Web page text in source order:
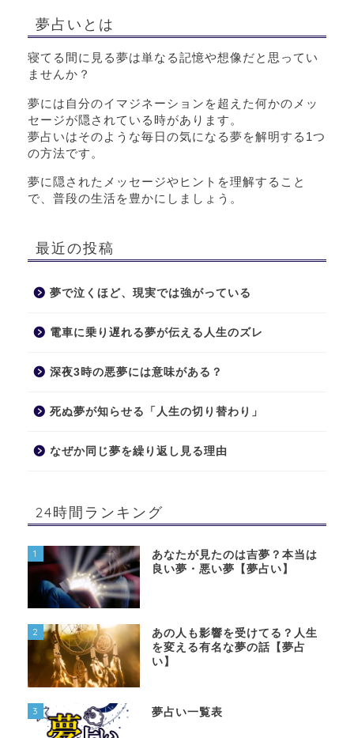
夢占いとは
寝てる間に見る夢は単なる記憶や想像だと思ってい
ませんか？
夢には自分のイマジネーションを超えた何かのメッ
セージが隠されている時があります。
夢占いはそのような毎日の気になる夢を解明する1つ
の方法です。
夢に隠されたメッセージやヒントを理解すること
で、普段の生活を豊かにしましょう。
最近の投稿
夢で泣くほど、現実では強がっている
電車に乗り遅れる夢が伝える人生のズレ
深夜3時の悪夢には意味がある？
死ぬ夢が知らせる「人生の切り替わり」
なぜか同じ夢を繰り返し見る理由
24時間ランキング
1
あなたが見たのは吉夢？本当は
良い夢・悪い夢【夢占い】
2
あの人も影響を受けてる？人生
を変える有名な夢の話【夢占
い】
3 夢占い一覧表